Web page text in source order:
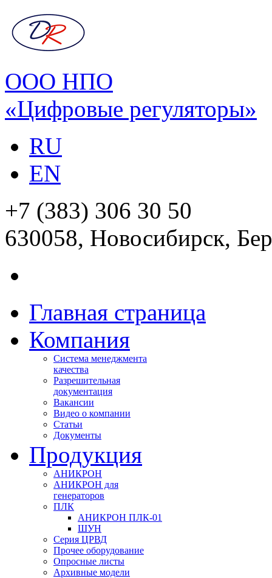
ООО НПО
«Цифровые регуляторы»
RU
EN
+7 (383) 306 30 50
630058, Новосибирск,
Главная страница
Компания
Система менеджмента
качества
Разрешительная
документация
Вакансии
Видео о компании
Статьи
Документы
Продукция
АНИКРОН
АНИКРОН для
генераторов
ПЛК
АНИКРОН ПЛК-01
ШУН
Серия ЦРВД
Прочее оборудование
Опросные листы
Архивные модели